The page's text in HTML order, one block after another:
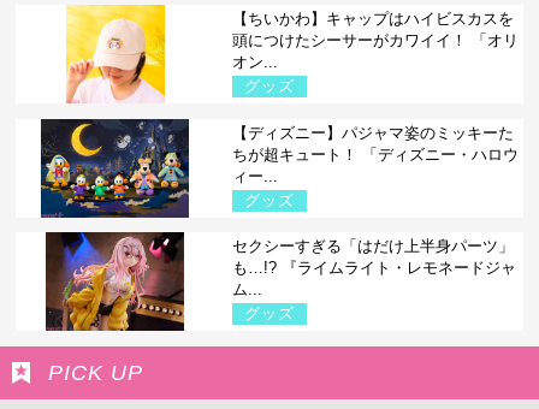
【ちいかわ】キャップはハイビスカスを
頭につけたシーサーがカワイイ！ 「オリ
オン...
グッズ
【ディズニー】パジャマ姿のミッキーた
ちが超キュート！ 「ディズニー・ハロウ
ィー...
グッズ
セクシーすぎる「はだけ上半身パーツ」
も…!? 『ライムライト・レモネードジャ
ム...
グッズ
PICK UP